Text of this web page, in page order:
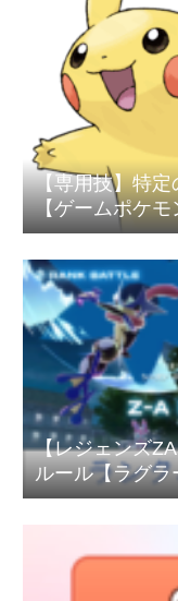
【専用技】特定
【ゲームポケモ
【レジェンズ
ルール【ラグラ